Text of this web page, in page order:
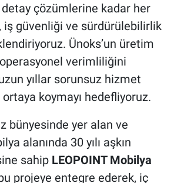
çözümlerine kadar her
iş güvenliği ve sürdürülebilirlik
Ünoks’un üretim
verimliliğini
yıllar sorunsuz hizmet
koymayı hedefliyoruz.
bünyesinde yer alan ve
alanında 30 yılı aşkın
sahip LEOPOINT Mobilya
projeye entegre ederek, iç